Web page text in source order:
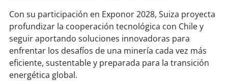
Con su participación en Exponor 2028, Suiza proyecta
profundizar la cooperación tecnológica con Chile y
seguir aportando soluciones innovadoras para
enfrentar los desafíos de una minería cada vez más
eficiente, sustentable y preparada para la transición
energética global.